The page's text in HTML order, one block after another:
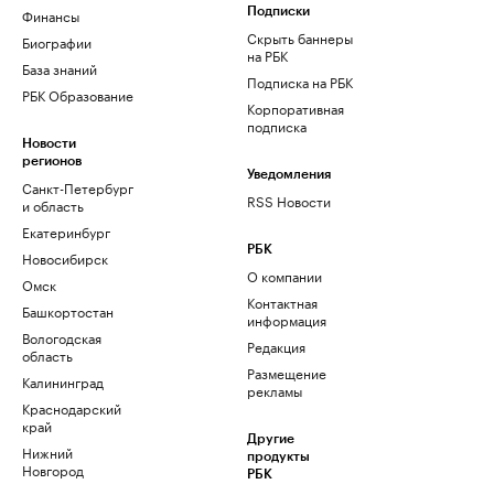
Финансы
Биографии
База знаний
РБК Образование
Новости
регионов
Санкт-Петербург
и область
Екатеринбург
Новосибирск
Омск
Башкортостан
Вологодская
область
Калининград
Краснодарский
край
Нижний
Новгород
Подписки
Скрыть баннеры
на РБК
Подписка на РБК
Корпоративная
подписка
Уведомления
RSS Новости
РБК
О компании
Контактная
информация
Редакция
Размещение
рекламы
Другие
продукты
РБК